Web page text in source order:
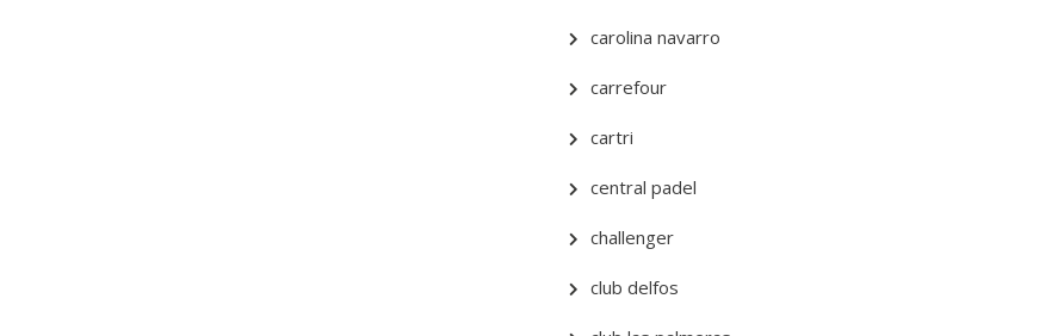
carolina navarro
carrefour
cartri
central padel
challenger
club delfos